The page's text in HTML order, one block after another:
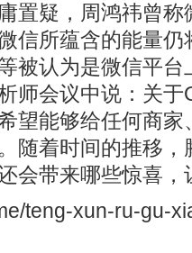
置疑，周鸿祎曾
信所蕴含的能量
被认为是微信平
师会议中说：关
望能够给任何商
随着时间的推移
会带来哪些惊喜
teng-xun-ru-gu-